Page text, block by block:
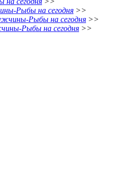
Рыбы на сегодня >>
Рыбы на сегодня >>
Рыбы на сегодня >>